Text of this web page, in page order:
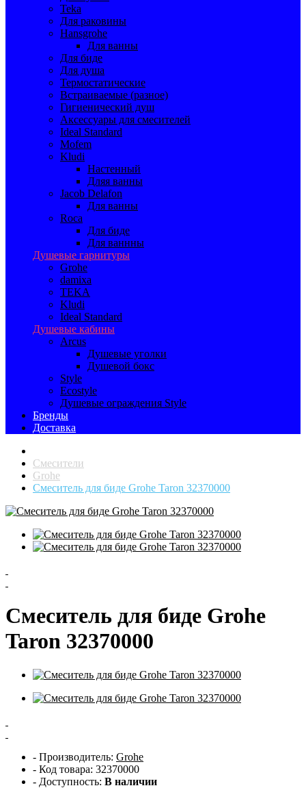
Teka
Для раковины
Hansgrohe
Для ванны
Для биде
Для душа
Термостатические
Встраиваемые (разное)
Гигиенический душ
Аксессуары для смесителей
Ideal Standard
Mofem
Kludi
Настенный
Дляя ванны
Jacob Delafon
Для ванны
Roca
Для биде
Для ваннны
Душевые гарнитуры
Grohe
damixa
TEKA
Kludi
Ideal Standard
Душевые кабины
Arcus
Душевые уголки
Душевой бокс
Style
Ecostyle
Душевые ограждения Style
Бренды
Доставка
Смесители
Grohe
Смеситель для биде Grohe Taron 32370000
Смеситель для биде Grohe
Taron 32370000
- Производитель: Grohe
- Код товара: 32370000
- Доступность: В наличии